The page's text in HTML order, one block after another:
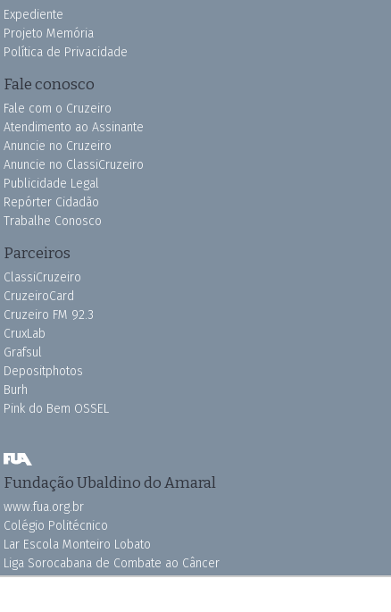
Expediente
Projeto Memória
Política de Privacidade
Fale conosco
Fale com o Cruzeiro
Atendimento ao Assinante
Anuncie no Cruzeiro
Anuncie no ClassiCruzeiro
Publicidade Legal
Repórter Cidadão
Trabalhe Conosco
Parceiros
ClassiCruzeiro
CruzeiroCard
Cruzeiro FM 92.3
CruxLab
Grafsul
Depositphotos
Burh
Pink do Bem OSSEL
Fundação Ubaldino do Amaral
www.fua.org.br
Colégio Politécnico
Lar Escola Monteiro Lobato
Liga Sorocabana de Combate ao Câncer
Vila dos Velhinhos